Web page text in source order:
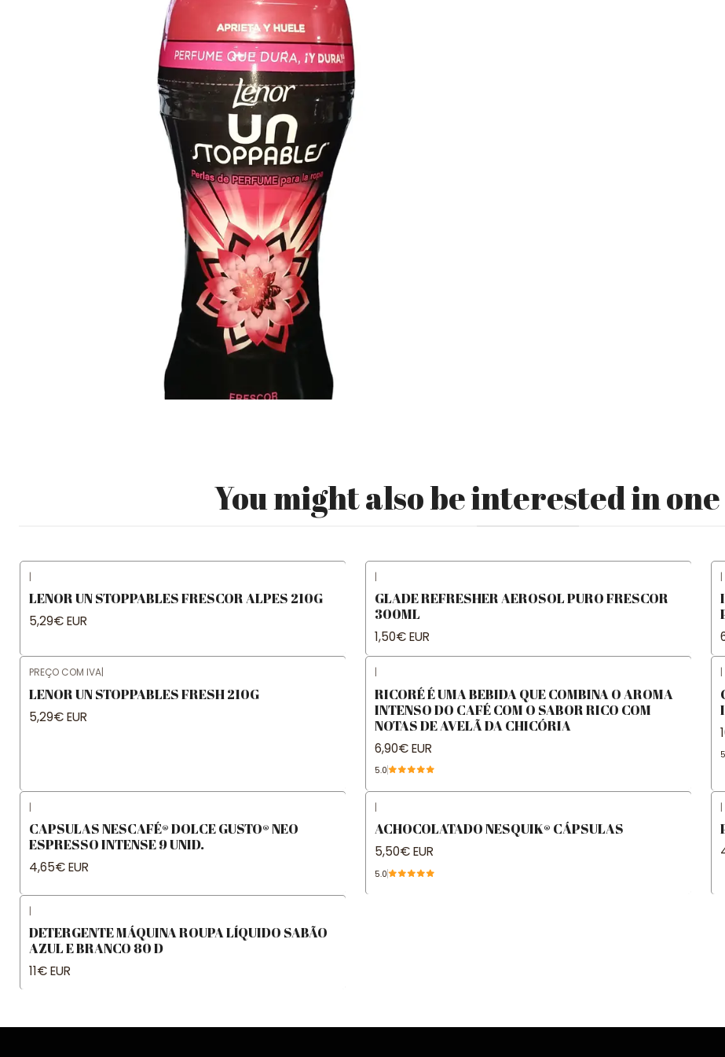
You might also be interested in
|
LENOR UN STOPPABLES FRESCOR ALPES 210G
5,29€ EUR
|
GLADE REFRESHER AEROSOL PURO FRESCOR
300ML
1,50€ EUR
|
PREÇO COM IVA|
LENOR UN STOPPABLES FRESH 210G
5,29€ EUR
|
RICORÉ É UMA BEBIDA QUE COMBINA O AROMA
INTENSO DO CAFÉ COM O SABOR RICO COM
NOTAS DE AVELÃ DA CHICÓRIA
6,90€ EUR
5.0
|
|
CAPSULAS NESCAFÉ® DOLCE GUSTO® NEO
ESPRESSO INTENSE 9 UNID.
4,65€ EUR
|
ACHOCOLATADO NESQUIK® CÁPSULAS
5,50€ EUR
5.0
|
|
DETERGENTE MÁQUINA ROUPA LÍQUIDO SABÃO
AZUL E BRANCO 80 D
11€ EUR